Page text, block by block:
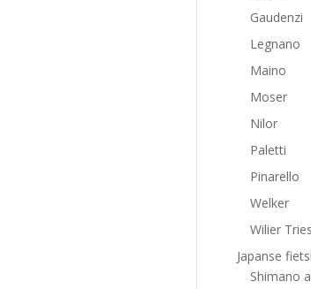
Gaudenzi
Legnano
Maino
Moser
Nilor
Paletti
Pinarello
Welker
Wilier
Japanse
Shimano